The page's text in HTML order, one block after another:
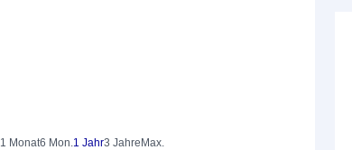
1 Monat6 Mon.1 Jahr3 Jahre Max.